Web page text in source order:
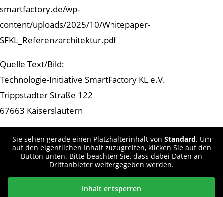
smartfactory.de/wp-
content/uploads/2025/10/Whitepaper-
SFKL_Referenzarchitektur.pdf
Quelle Text/Bild:
Technologie-Initiative SmartFactory KL e.V.
Trippstadter Straße 122
67663 Kaiserslautern
Sie sehen gerade einen Platzhalterinhalt von Standard. Um
auf den eigentlichen Inhalt zuzugreifen, klicken Sie auf den
Button unten. Bitte beachten Sie, dass dabei Daten an
Drittanbieter weitergegeben werden.
Inhalt entsperren